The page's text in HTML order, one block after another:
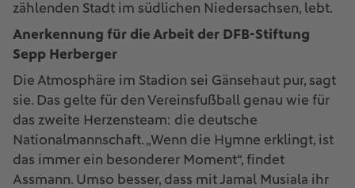
zählenden Stadt im südlichen Niedersachsen, lebt.
Anerkennung für die Arbeit der DFB-Stiftung
Sepp Herberger
Die Atmosphäre im Stadion sei Gänsehaut pur, sagt
sie. Das gelte für den Vereinsfußball genau wie für
das zweite Herzensteam: die deutsche
Nationalmannschaft. „Wenn die Hymne erklingt, ist
das immer ein besonderer Moment“, findet
Assmann. Umso besser, dass mit Jamal Musiala ihr